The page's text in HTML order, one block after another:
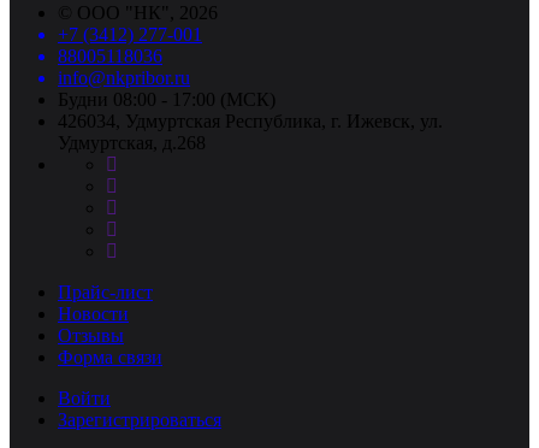
© ООО "НК", 2026
+7 (3412) 277-001
88005118036
info@nkpribor.ru
Будни 08:00 - 17:00 (МСК)
426034, Удмуртская Республика, г. Ижевск, ул.
Удмуртская, д.268
Прайс-лист
Новости
Отзывы
Форма связи
Войти
Зарегистрироваться